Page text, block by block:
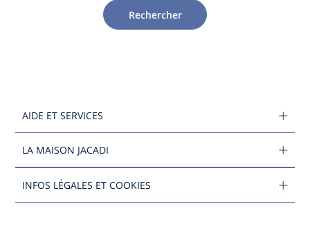
Rechercher
AIDE ET SERVICES
LA MAISON JACADI
INFOS LÉGALES ET COOKIES